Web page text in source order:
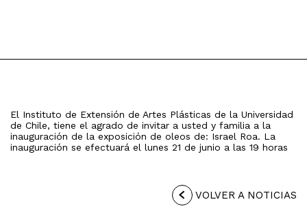
El Instituto de Extensión de Artes Plásticas de la Universidad
de Chile, tiene el agrado de invitar a usted y familia a la
inauguración de la exposición de oleos de: Israel Roa. La
inauguración se efectuará el lunes 21 de junio a las 19 horas
VOLVER A NOTICIAS